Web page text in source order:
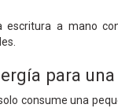
escritura a mano
para
consume una